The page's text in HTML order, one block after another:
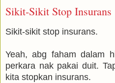
Sikit-Sikit Stop Insurans
Sikit-sikit stop insurans.
Yeah, abg faham dalam
perkara nak pakai duit.
kita stopkan insurans.